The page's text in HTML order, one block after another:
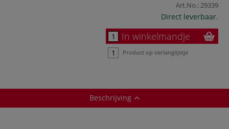
Art.No.:29339
Direct leverbaar.
In winkelmandje
Product op verlanglijstje
Beschrijving